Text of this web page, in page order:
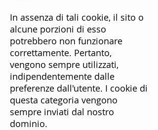
In assenza di tali cookie, il sito o
alcune porzioni di esso
potrebbero non funzionare
correttamente. Pertanto,
vengono sempre utilizzati,
indipendentemente dalle
preferenze dall'utente. I cookie di
questa categoria vengono
sempre inviati dal nostro
dominio.